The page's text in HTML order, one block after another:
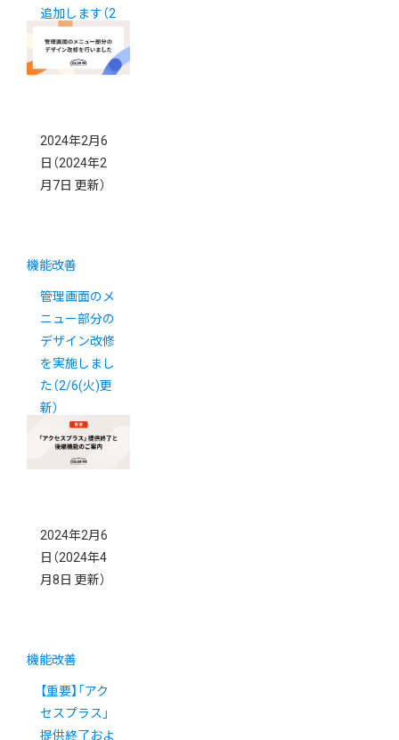
追加します（2
月26日更新）
2024年2月6
日 （2024年2
月7日 更新）
機能改善
管理画面のメ
ニュー部分の
デザイン改修
を実施しまし
た（2/6(火)更
新）
2024年2月6
日 （2024年4
月8日 更新）
機能改善
【重要】「アク
セスプラス」
提供終了およ